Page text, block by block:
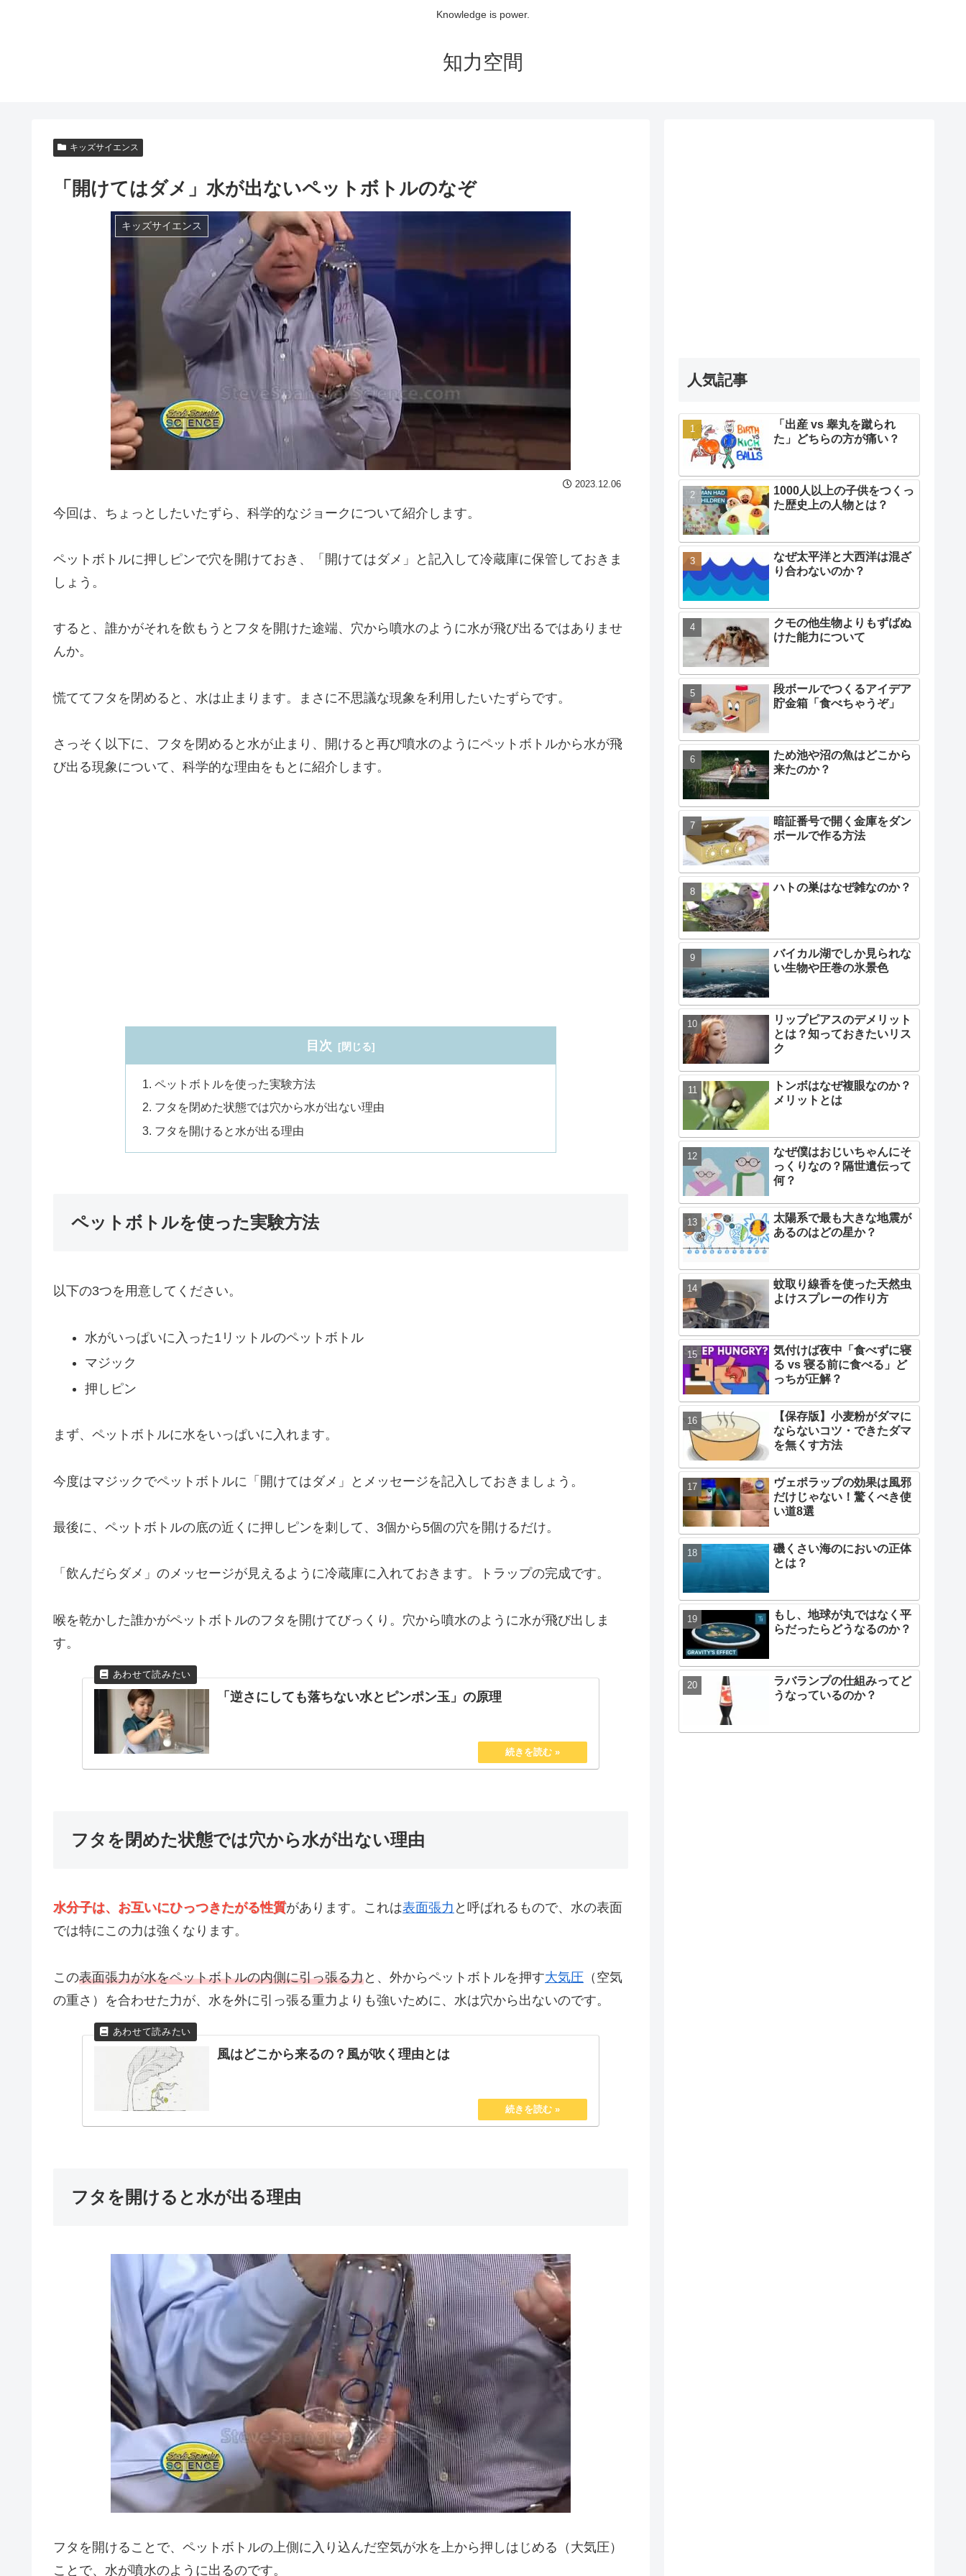
Knowledge is power.
知力空間
キッズサイエンス
「開けてはダメ」水が出ないペットボトルのなぞ
キッズサイエンス
2023.12.06
今回は、ちょっとしたいたずら、科学的なジョークについて紹介します。
ペットボトルに押しピンで穴を開けておき、「開けてはダメ」と記入して冷蔵庫に保管しておきま
しょう。
すると、誰かがそれを飲もうとフタを開けた途端、穴から噴水のように水が飛び出るではありませ
んか。
慌ててフタを閉めると、水は止まります。まさに不思議な現象を利用したいたずらです。
さっそく以下に、フタを閉めると水が止まり、開けると再び噴水のようにペットボトルから水が飛
び出る現象について、科学的な理由をもとに紹介します。
目次
ペットボトルを使った実験方法
フタを閉めた状態では穴から水が出ない理由
フタを開けると水が出る理由
ペットボトルを使った実験方法
以下の3つを用意してください。
水がいっぱいに入った1リットルのペットボトル
マジック
押しピン
まず、ペットボトルに水をいっぱいに入れます。
今度はマジックでペットボトルに「開けてはダメ」とメッセージを記入しておきましょう。
最後に、ペットボトルの底の近くに押しピンを刺して、3個から5個の穴を開けるだけ。
「飲んだらダメ」のメッセージが見えるように冷蔵庫に入れておきます。トラップの完成です。
喉を乾かした誰かがペットボトルのフタを開けてびっくり。穴から噴水のように水が飛び出しま
す。
「逆さにしても落ちない水とピンポン玉」の原理
フタを閉めた状態では穴から水が出ない理由
水分子は、お互いにひっつきたがる性質があります。これは表面張力 と呼ばれるもので、水の表面
では特にこの力は強くなります。
この表面張力が水をペットボトルの内側に引っ張る力と、外からペットボトルを押す大気圧 （空気
の重さ）を合わせた力が、水を外に引っ張る重力よりも強いために、水は穴から出ないのです。
風はどこから来るの？風が吹く理由とは
フタを開けると水が出る理由
フタを開けることで、ペットボトルの上側に入り込んだ空気が水を上から押しはじめる（大気圧）
ことで、水が噴水のように出るのです。
人気記事
「出産 vs 睾丸を蹴られ
た」どちらの方が痛い？
1000人以上の子供をつくっ
た歴史上の人物とは？
なぜ太平洋と大西洋は混ざ
り合わないのか？
クモの他生物よりもずばぬ
けた能力について
段ボールでつくるアイデア
貯金箱「食べちゃうぞ」
ため池や沼の魚はどこから
来たのか？
暗証番号で開く金庫をダン
ボールで作る方法
ハトの巣はなぜ雑なのか？
バイカル湖でしか見られな
い生物や圧巻の氷景色
リップピアスのデメリット
とは？知っておきたいリス
ク
トンボはなぜ複眼なのか？
メリットとは
なぜ僕はおじいちゃんにそ
っくりなの？隔世遺伝って
何？
太陽系で最も大きな地震が
あるのはどの星か？
蚊取り線香を使った天然虫
よけスプレーの作り方
気付けば夜中「食べずに寝
る vs 寝る前に食べる」ど
っちが正解？
【保存版】小麦粉がダマに
ならないコツ・できたダマ
を無くす方法
ヴェポラップの効果は風邪
だけじゃない！驚くべき使
い道8選
磯くさい海のにおいの正体
とは？
もし、地球が丸ではなく平
らだったらどうなるのか？
ラバランプの仕組みってど
うなっているのか？